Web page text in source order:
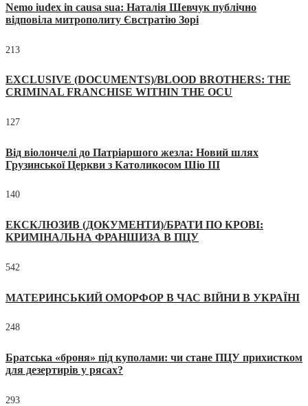
Nemo iudex in causa sua: Наталія Шевчук публічно
відповіла митрополиту Євстратію Зорі
213
EXCLUSIVE (DOCUMENTS)/BLOOD BROTHERS: THE
CRIMINAL FRANCHISE WITHIN THE OCU
127
Від віолончелі до Патріаршого жезла: Новий шлях
Грузинської Церкви з Католикосом Шіо III
140
ЕКСКЛЮЗИВ (ДОКУМЕНТИ)/БРАТИ ПО КРОВІ:
КРИМІНАЛЬНА ФРАНШИЗА В ПЦУ
542
МАТЕРИНСЬКИЙ ОМОРФОР В ЧАС ВІЙНИ В УКРАЇНІ
248
Братська «броня» під куполами: чи стане ПЦУ прихистком
для дезертирів у рясах?
293